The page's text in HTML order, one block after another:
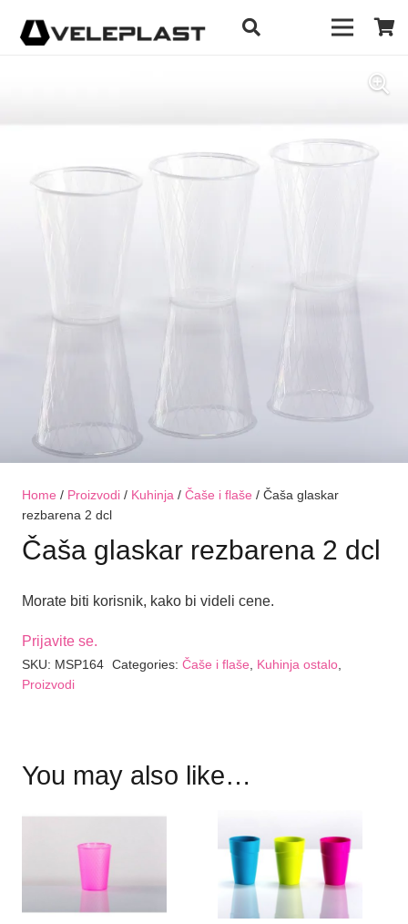
Home / Proizvodi / Kuhinja / Čaše i flaše / Čaša glaskar
rezbarena 2 dcl
Čaša glaskar rezbarena 2 dcl
Morate biti korisnik, kako bi videli cene.
Prijavite se.
SKU: MSP164 Categories: Čaše i flaše Kuhinja ostalo,
Proizvodi
You may also like…